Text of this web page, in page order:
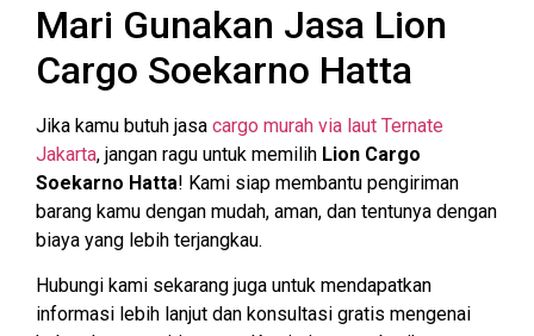
Mari Gunakan Jasa Lion
Cargo Soekarno Hatta
Jika kamu butuh jasa cargo murah via laut Ternate
Jakarta, jangan ragu untuk memilih Lion Cargo
Soekarno Hatta! Kami siap membantu pengiriman
barang kamu dengan mudah, aman, dan tentunya dengan
biaya yang lebih terjangkau.
Hubungi kami sekarang juga untuk mendapatkan
informasi lebih lanjut dan konsultasi gratis mengenai